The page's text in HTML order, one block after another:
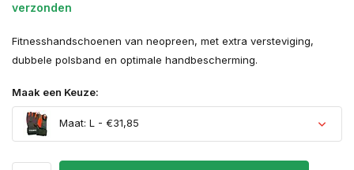
verzonden
Fitnesshandschoenen van neopreen, met extra versteviging,
dubbele polsband en optimale handbescherming.
Maak een Keuze:
Maat: L - €31,85